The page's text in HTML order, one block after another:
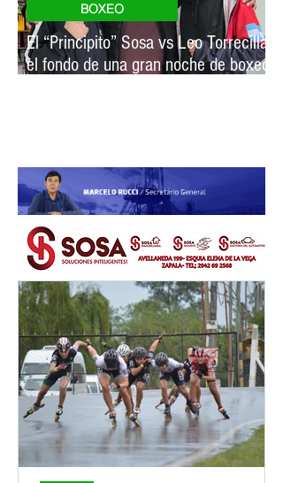
El “Principito” Sosa vs Leo Torrecilla,
el fondo de una gran noche de boxeo
BOXEO